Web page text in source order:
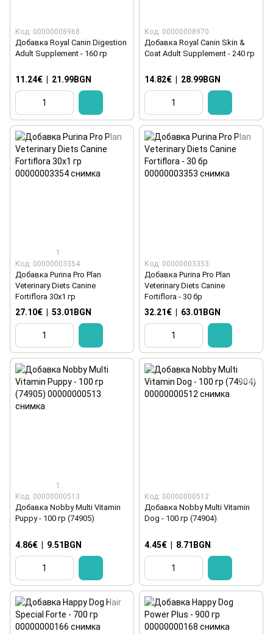
Код: 00000008968
Добавка Royal Canin Digestion
Adult Supplement - 160 гр
11.24€ 21.99BGN
Код: 00000008970
Добавка Royal Canin Skin &
Coat Adult Supplement - 240 гр
14.82€ 28.99BGN
1
Код: 00000003354
Добавка Purina Pro Plan
Veterinary Diets Canine
Fortiflora 30x1 гр
27.10€ 53.01BGN
Код: 00000003353
Добавка Purina Pro Plan
Veterinary Diets Canine
Fortiflora - 30 бр
32.21€ 63.01BGN
1
Код: 00000000513
Добавка Nobby Multi Vitamin
Puppy - 100 гр (74905)
4.86€ 9.51BGN
Код: 00000000512
Добавка Nobby Multi Vitamin
Dog - 100 гр (74904)
4.45€ 8.71BGN